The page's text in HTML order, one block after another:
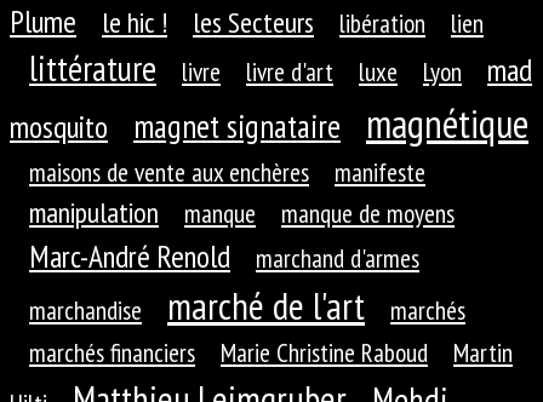
Plume
le hic ! les Secteurs libération lien
littérature livre livre d'art luxe Lyon
mad
mosquito
magnet signataire magnétique
maisons de vente aux enchères manifeste
manipulation manque manque de moyens
Marc-André Renold
marchand d'armes
marchandise
marché de l'art
marchés
marchés financiers
Marie Christine Raboud
Martin